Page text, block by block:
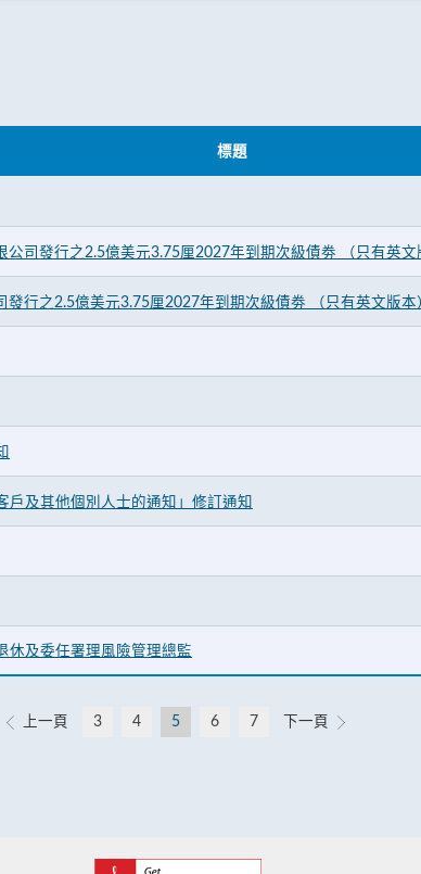
標題
司發行之2.5億美元3.75厘2027年到期次級債劵 （只有英文
行之2.5億美元3.75厘2027年到期次級債劵 （只有英文版本
戶及其他個別人士的通知」修訂通知
休及委任署理風險管理總監
上一頁 3 4 5 6 7 下一頁